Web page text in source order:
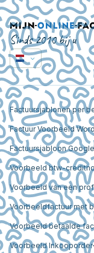
Sinds 2010 bij u
Factuursjablonen per
Factuur Voorbeeld
Factuursjabloon
Voorbeeld btw-
Voorbeeld van een
Voorbeeldfactuur met
Voorbeeld betaalde
Voorbeeld Inkooporder